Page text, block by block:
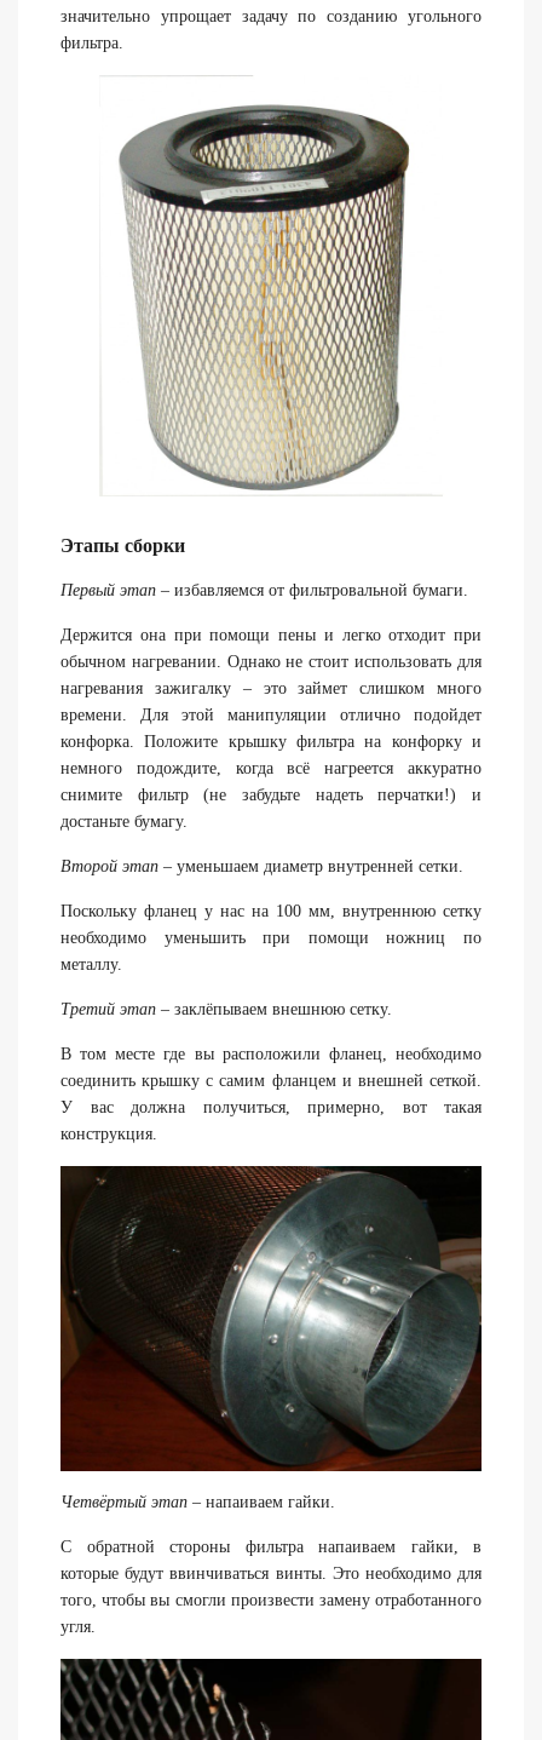
значительно упрощает задачу по созданию угольного
фильтра.
Этапы сборки
Первый этап – избавляемся от фильтровальной бумаги.
Держится она при помощи пены и легко отходит при
обычном нагревании. Однако не стоит использовать для
нагревания зажигалку – это займет слишком много
времени. Для этой манипуляции отлично подойдет
конфорка. Положите крышку фильтра на конфорку и
немного подождите, когда всё нагреется аккуратно
снимите фильтр (не забудьте надеть перчатки!) и
достаньте бумагу.
Второй этап – уменьшаем диаметр внутренней сетки.
Поскольку фланец у нас на 100 мм, внутреннюю сетку
необходимо уменьшить при помощи ножниц по
металлу.
Третий этап – заклёпываем внешнюю сетку.
В том месте где вы расположили фланец, необходимо
соединить крышку с самим фланцем и внешней сеткой.
У вас должна получиться, примерно, вот такая
конструкция.
Четвёртый этап – напаиваем гайки.
С обратной стороны фильтра напаиваем гайки, в
которые будут ввинчиваться винты. Это необходимо для
того, чтобы вы смогли произвести замену отработанного
угля.